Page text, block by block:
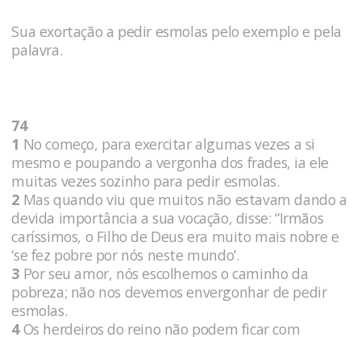
Sua exortação a pedir esmolas pelo exemplo e pela
palavra.
74
1 No começo, para exercitar algumas vezes a si
mesmo e poupando a vergonha dos frades, ia ele
muitas vezes sozinho para pedir esmolas.
2 Mas quando viu que muitos não estavam dando a
devida importância a sua vocação, disse: “Irmãos
caríssimos, o Filho de Deus era muito mais nobre e
‘se fez pobre por nós neste mundo’.
3 Por seu amor, nós escolhemos o caminho da
pobreza; não nos devemos envergonhar de pedir
esmolas.
4Os herdeiros do reino não podem ficar com